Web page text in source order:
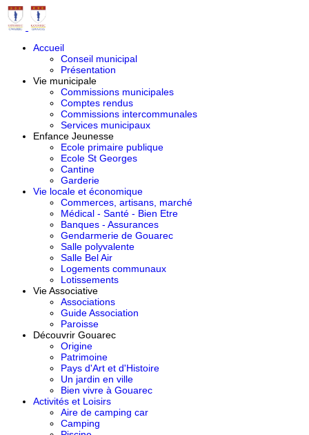
Accueil
Conseil municipal
Présentation
Vie municipale
Commissions municipales
Comptes rendus
Commissions intercommunales
Services municipaux
Enfance Jeunesse
Ecole primaire publique
Ecole St Georges
Cantine
Garderie
Vie locale et économique
Commerces, artisans, marché
Médical - Santé - Bien Etre
Banques - Assurances
Gendarmerie de Gouarec
Salle polyvalente
Salle Bel Air
Logements communaux
Lotissements
Vie Associative
Associations
Guide Association
Paroisse
Découvrir Gouarec
Origine
Patrimoine
Pays d'Art et d'Histoire
Un jardin en ville
Bien vivre à Gouarec
Activités et Loisirs
Aire de camping car
Camping